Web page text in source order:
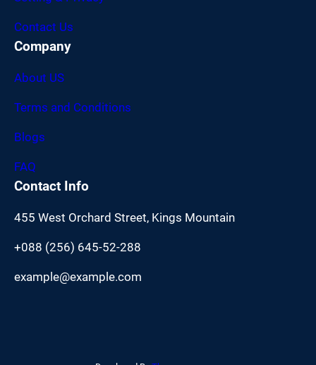
Contact Us
Company
About US
Terms and Conditions
Blogs
FAQ
Contact Info
455 West Orchard Street, Kings Mountain
+088 (256) 645-52-288
example@example.com